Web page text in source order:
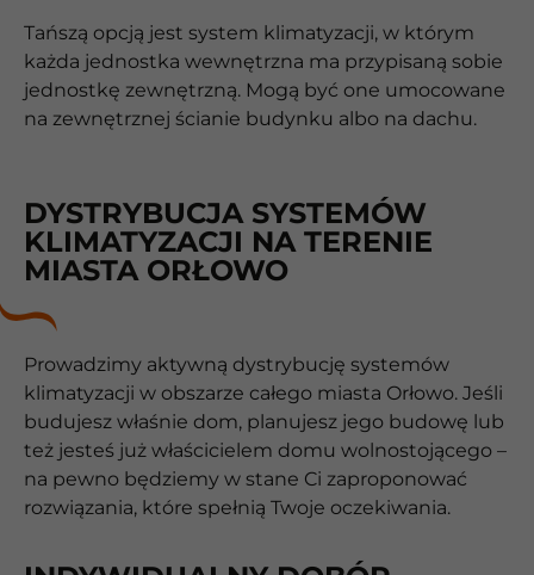
Tańszą opcją jest system klimatyzacji, w którym
każda jednostka wewnętrzna ma przypisaną sobie
jednostkę zewnętrzną. Mogą być one umocowane
na zewnętrznej ścianie budynku albo na dachu.
DYSTRYBUCJA SYSTEMÓW
KLIMATYZACJI NA TERENIE
MIASTA ORŁOWO
Prowadzimy aktywną dystrybucję systemów
klimatyzacji w obszarze całego miasta Orłowo. Jeśli
budujesz właśnie dom, planujesz jego budowę lub
też jesteś już właścicielem domu wolnostojącego –
na pewno będziemy w stane Ci zaproponować
rozwiązania, które spełnią Twoje oczekiwania.